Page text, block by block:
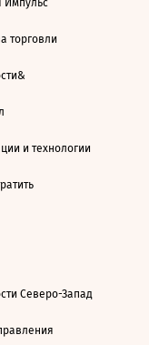
Импульс
торговли
и технологии
Северо-Запад